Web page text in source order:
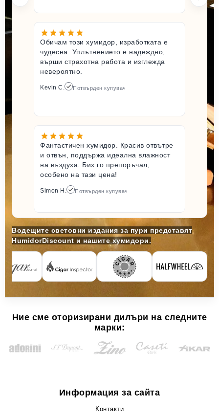
Обичам този хумидор, изработката е
чудесна. Уплътнението е надеждно,
върши страхотна работа и изглежда
невероятно.
Kevin C. Потвърден купувач
Фантастичен хумидор. Красив отвътре
и отвън, поддържа идеална влажност
на въздуха. Бих го препоръчал,
особено на тази цена!
Simon H. Потвърден купувач
Водещите световни издания за пури представят
HumidorDiscount и нашите хумидори.
Ние сме оторизирани дилъри на следните
марки:
Информация за сайта
Контакти